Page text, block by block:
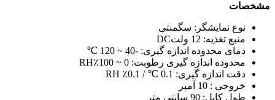
مشخصات
نوع نمایشگر: سگمنتی
منبع تغذیه: 12 ولتDC
دمای محدوده اندازه گیری: -40 ~ 120 ℃
محدوده اندازه گیری رطوبت: 0 ~ 100٪RH
دقت اندازه گیری: 0.1 ℃ / 0.1٪ RH
خروجی : 10 آمپر
طول کابل: 90 سانتی متر